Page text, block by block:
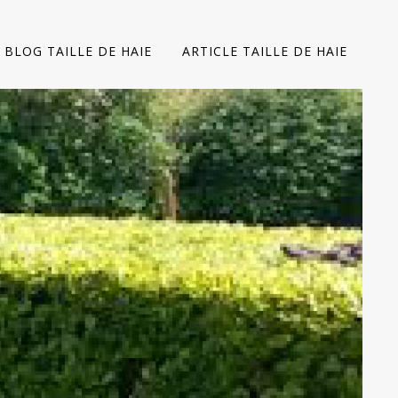
BLOG TAILLE DE HAIE ARTICLE TAILLE DE HAIE